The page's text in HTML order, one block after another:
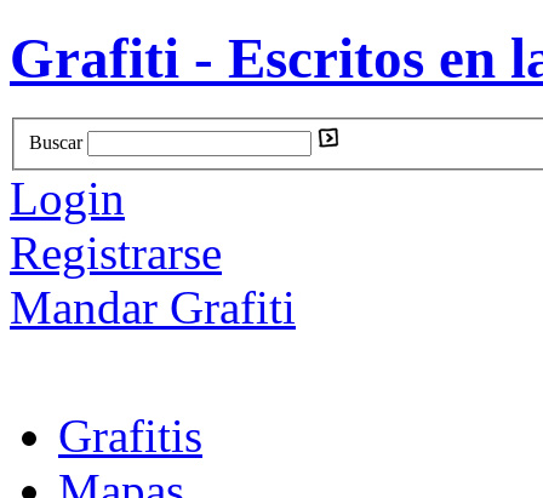
Grafiti - Escritos en
Buscar
Login
Registrarse
Mandar Grafiti
Grafitis